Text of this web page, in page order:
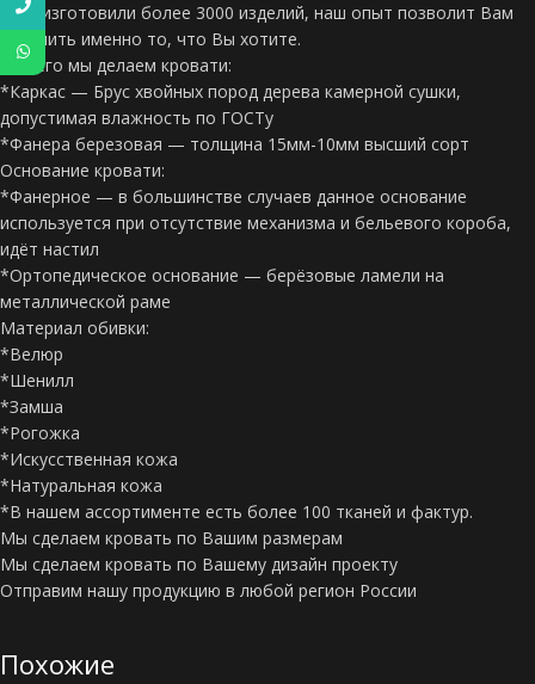
*Мы изготовили более 3000 изделий, наш опыт позволит Вам
получить именно то, что Вы хотите.
Из чего мы делаем кровати:
*Каркас — Брус хвойных пород дерева камерной сушки,
допустимая влажность по ГОСТу
*Фанера березовая — толщина 15мм-10мм высший сорт
Основание кровати:
*Фанерное — в большинстве случаев данное основание
используется при отсутствие механизма и бельевого короба,
идёт настил
*Ортопедическое основание — берёзовые ламели на
металлической раме
Материал обивки:
*Велюр
*Шенилл
*Замша
*Рогожка
*Искусственная кожа
*Натуральная кожа
*В нашем ассортименте есть более 100 тканей и фактур.
Мы сделаем кровать по Вашим размерам
Мы сделаем кровать по Вашему дизайн проекту
Отправим нашу продукцию в любой регион России
Похожие